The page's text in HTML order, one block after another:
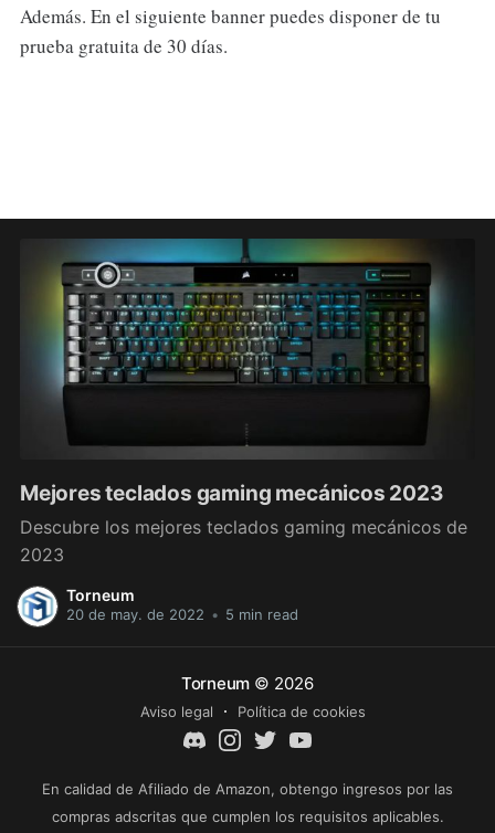
Además. En el siguiente banner puedes disponer de tu
prueba gratuita de 30 días.
Mejores teclados gaming mecánicos 2023
Descubre los mejores teclados gaming mecánicos de
2023
Torneum
20 de may. de 2022 • 5 min read
Torneum © 2026
Aviso legal Política de cookies
En calidad de Afiliado de Amazon, obtengo ingresos por las
compras adscritas que cumplen los requisitos aplicables.